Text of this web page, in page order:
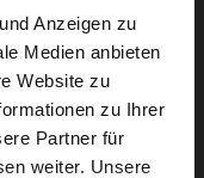
Anzeigen zu
Medien anbieten
Website zu
zu Ihrer
Partner für
weiter. Unsere
durch die
nach Yppsitz und
in die Heimat
Brüssel zu einem
folgten einige